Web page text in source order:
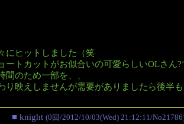
にヒットしました（笑
ートカットがお似合いの可愛らしいOLさん?
間のため一部を、、
り映えしませんが需要がありましたら後半も
■ knight (0回/2012/10/03(Wed) 21:12:11/